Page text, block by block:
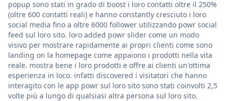
popup sono stati in grado di boost i loro contatti oltre il 250%
(oltre 600 contatti reali) e hanno constantly cresciuto i loro
social media fino a oltre 6000 follower utilizzando powr social
feed sul loro sito. loro added powr slider come un modo
visivo per mostrare rapidamente ai propri clienti come sono
landing on la homepage come appaiono i prodotti nella vita
reale. mostra bene i loro prodotti e offre ai clienti un'ottima
esperienza in loco. infatti discovered i visitatori che hanno
interagito con le app powr sul loro sito sono stati coinvolti 2,5
volte più a lungo di qualsiasi altra persona sul loro sito.